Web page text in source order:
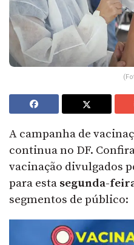
A campanha de
continua no DF.
vacinação divulgados
para esta segunda-
segmentos de público: